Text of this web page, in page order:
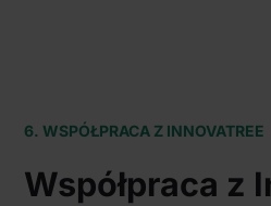
6. WSPÓŁPRACA Z INNOVATREE
Współpraca z